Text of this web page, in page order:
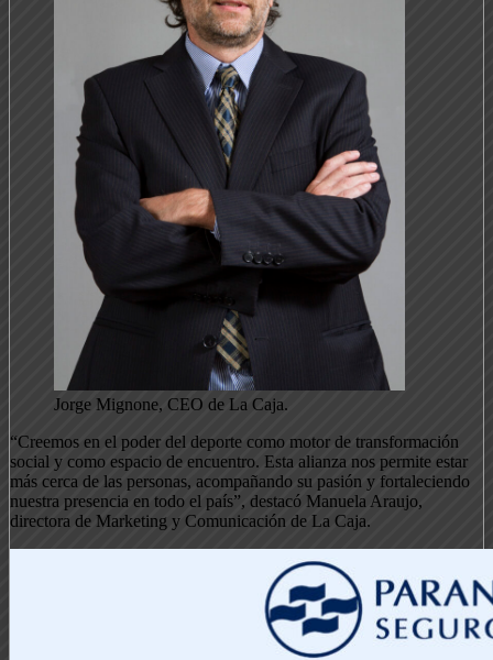
Jorge Mignone, CEO de La Caja.
“Creemos en el poder del deporte como motor de transformación
social y como espacio de encuentro. Esta alianza nos permite estar
más cerca de las personas, acompañando su pasión y fortaleciendo
nuestra presencia en todo el país”, destacó Manuela Araujo,
directora de Marketing y Comunicación de La Caja.